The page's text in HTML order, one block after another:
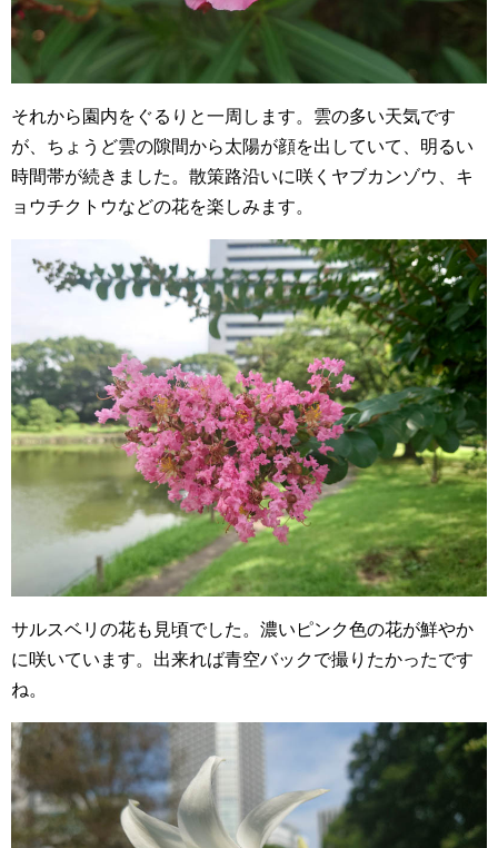
それから園内をぐるりと一周します。雲の多い天気です
が、ちょうど雲の隙間から太陽が顔を出していて、明るい
時間帯が続きました。散策路沿いに咲くヤブカンゾウ、キ
ョウチクトウなどの花を楽しみます。
サルスベリの花も見頃でした。濃いピンク色の花が鮮やか
に咲いています。出来れば青空バックで撮りたかったです
ね。